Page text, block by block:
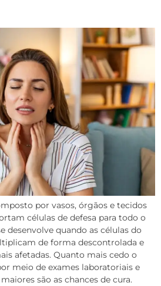
por vasos, órgãos e tecidos
células de defesa para todo o
desenvolve quando as células do
de forma descontrolada e
afetadas. Quanto mais cedo o
meio de exames laboratoriais e
são as chances de cura.